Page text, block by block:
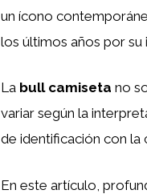
un ícono
los últimos años por su
La bull camiseta no
variar según la
de identificación con la
En este artículo,